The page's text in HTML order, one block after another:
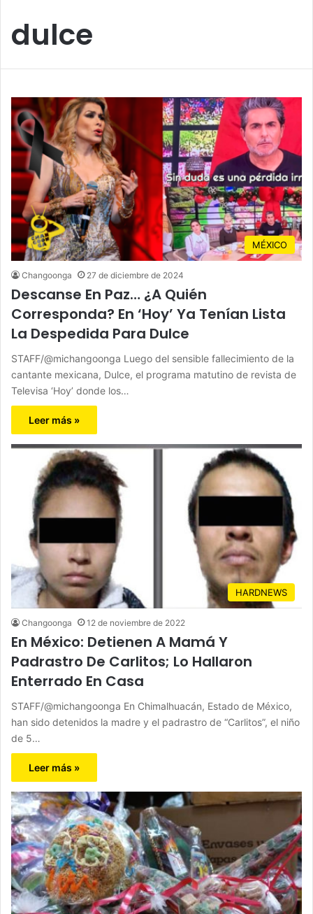
dulce
MÉXICO
Changoonga 27 de diciembre de 2024
Descanse En Paz… ¿A Quién
Corresponda? En ‘Hoy’ Ya Tenían Lista
La Despedida Para Dulce
STAFF/@michangoonga Luego del sensible fallecimiento de la
cantante mexicana, Dulce, el programa matutino de revista de
Televisa ‘Hoy’ donde los…
Leer más »
HARDNEWS
Changoonga 12 de noviembre de 2022
En México: Detienen A Mamá Y
Padrastro De Carlitos; Lo Hallaron
Enterrado En Casa
STAFF/@michangoonga En Chimalhuacán, Estado de México,
han sido detenidos la madre y el padrastro de “Carlitos”, el niño
de 5…
Leer más »